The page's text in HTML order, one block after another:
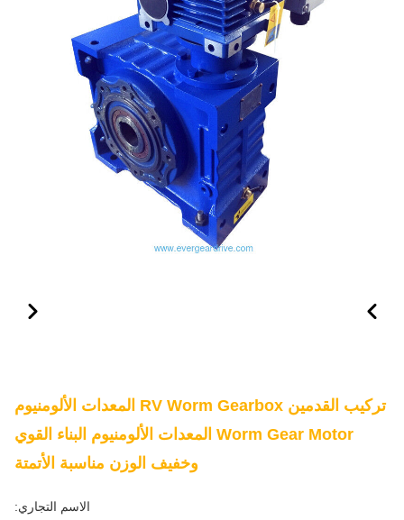
تركيب القدمين RV Worm Gearbox المعدات الألومنيوم
Worm Gear Motor المعدات الألومنيوم البناء القوي
وخفيف الوزن مناسبة الأتمتة
الاسم التجاري: